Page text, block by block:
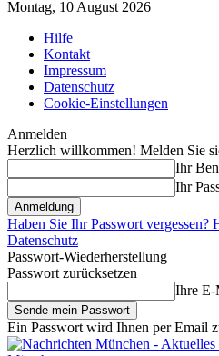
Montag, 10 August 2026
Hilfe
Kontakt
Impressum
Datenschutz
Cookie-Einstellungen
Anmelden
Herzlich willkommen! Melden Sie
Ihr
Ihr
Haben Sie Ihr Passwort vergessen?
Datenschutz
Passwort-Wiederherstellung
Passwort zurücksetzen
Ihre E-
Ein Passwort wird Ihnen per Email